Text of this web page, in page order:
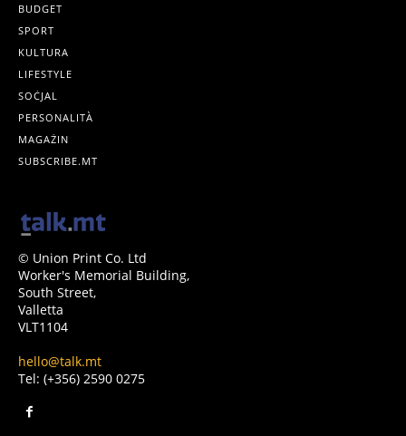
BUDGET
SPORT
KULTURA
LIFESTYLE
SOĊJAL
PERSONALITÀ
MAGAŻIN
SUBSCRIBE.MT
© Union Print Co. Ltd
Worker's Memorial Building,
South Street,
Valletta
VLT1104
hello@talk.mt
Tel: (+356) 2590 0275